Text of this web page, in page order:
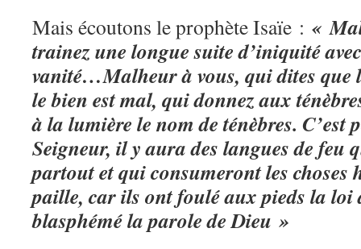
Mais écoutons le prophète Isaïe : «
trainez une longue suite d’iniquité
vanité…Malheur à vous, qui dites que
le bien est mal, qui donnez aux
à la lumière le nom de ténèbres.
Seigneur, il y aura des langues de feu
partout et qui consumeront les choses
paille, car ils ont foulé aux pieds la loi
blasphémé la parole de Dieu »